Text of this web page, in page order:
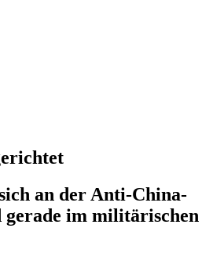
an der Anti-China-
gerade im militärischen